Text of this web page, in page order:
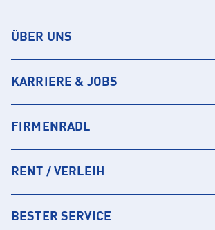
ÜBER UNS
KARRIERE & JOBS
FIRMENRADL
RENT / VERLEIH
BESTER SERVICE